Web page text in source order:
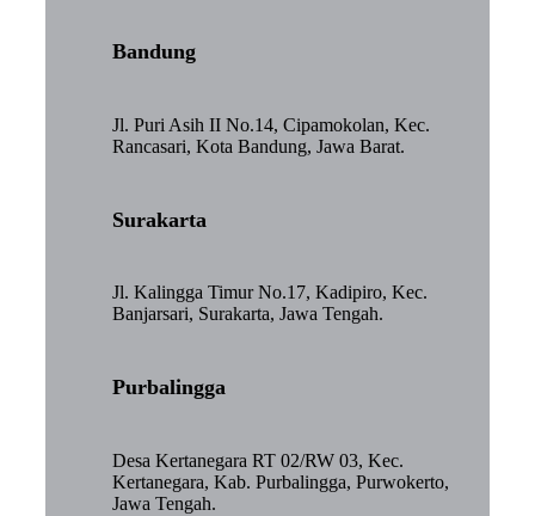
Bandung
Jl. Puri Asih II No.14, Cipamokolan, Kec.
Rancasari, Kota Bandung, Jawa Barat.
Surakarta
Jl. Kalingga Timur No.17, Kadipiro, Kec.
Banjarsari, Surakarta, Jawa Tengah.
Purbalingga
Desa Kertanegara RT 02/RW 03, Kec.
Kertanegara, Kab. Purbalingga, Purwokerto,
Jawa Tengah.